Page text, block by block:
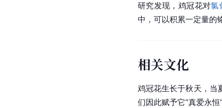
研究发现，鸡冠花对氯
中，可以积累一定量的
相关文化
鸡冠花生长于秋天，当
们因此赋予它“真爱永恒